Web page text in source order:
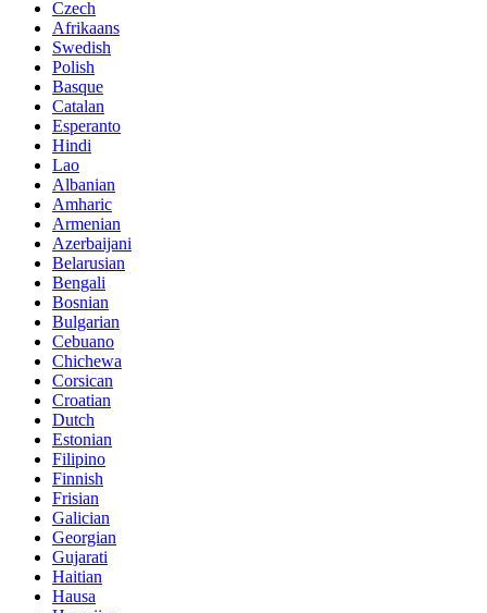
Czech
Afrikaans
Swedish
Polish
Basque
Catalan
Esperanto
Hindi
Lao
Albanian
Amharic
Armenian
Azerbaijani
Belarusian
Bengali
Bosnian
Bulgarian
Cebuano
Chichewa
Corsican
Croatian
Dutch
Estonian
Filipino
Finnish
Frisian
Galician
Georgian
Gujarati
Haitian
Hausa